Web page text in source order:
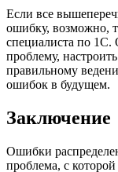
Если все
ошибку, возможно,
специалиста по 1С.
проблему,
правильному
ошибок в будущем.
Заключение
Ошибки
проблема, с